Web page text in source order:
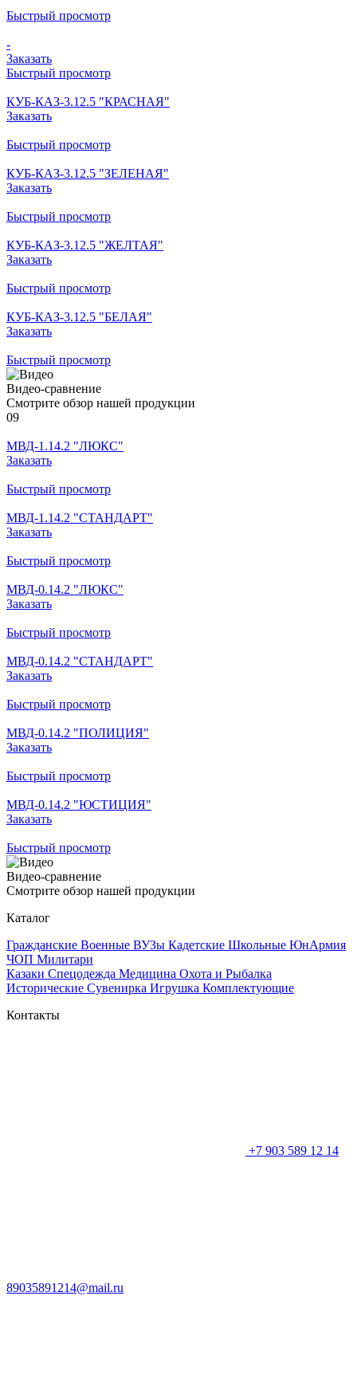
Быстрый просмотр
-
Заказать
Быстрый просмотр
КУБ-КАЗ-3.12.5 "КРАСНАЯ"
Заказать
Быстрый просмотр
КУБ-КАЗ-3.12.5 "ЗЕЛЕНАЯ"
Заказать
Быстрый просмотр
КУБ-КАЗ-3.12.5 "ЖЕЛТАЯ"
Заказать
Быстрый просмотр
КУБ-КАЗ-3.12.5 "БЕЛАЯ"
Заказать
Быстрый просмотр
Видео-сравнение
Смотрите обзор нашей продукции
09
МВД-1.14.2 "ЛЮКС"
Заказать
Быстрый просмотр
МВД-1.14.2 "СТАНДАРТ"
Заказать
Быстрый просмотр
МВД-0.14.2 "ЛЮКС"
Заказать
Быстрый просмотр
МВД-0.14.2 "СТАНДАРТ"
Заказать
Быстрый просмотр
МВД-0.14.2 "ПОЛИЦИЯ"
Заказать
Быстрый просмотр
МВД-0.14.2 "ЮСТИЦИЯ"
Заказать
Быстрый просмотр
Видео-сравнение
Смотрите обзор нашей продукции
Каталог
Гражданские Военные ВУЗы Кадетские Школьные ЮнАрмия
ЧОП Милитари
Казаки Спецодежда Медицина Охота и Рыбалка
Исторические Сувенирка Игрушка Комплектующие
Контакты
+7 903 589 12 14
89035891214@mail.ru